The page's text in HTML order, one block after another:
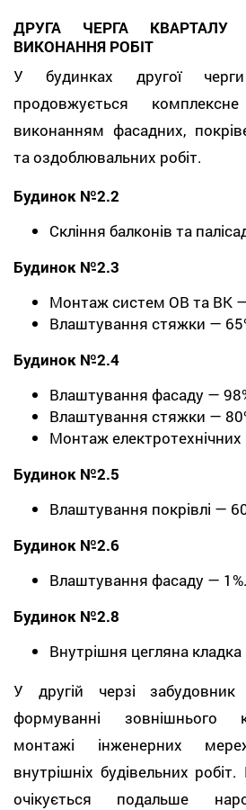
ДРУГА ЧЕРГА КВАРТАЛУ
ВИКОНАННЯ РОБІТ
У будинках другої
продовжується
виконанням фасадних,
та оздоблювальних робіт.
Будинок №2.2
Скління балконів та
Будинок №2.3
Монтаж систем ОВ та ВК
Влаштування стяжки —
Будинок №2.4
Влаштування фасаду —
Влаштування стяжки —
Монтаж електротехнічних
Будинок №2.5
Влаштування покрівлі —
Будинок №2.6
Влаштування фасаду — 1%.
Будинок №2.8
Внутрішня цегляна
У другій черзі
формуванні зовнішнього
монтажі інженерних
внутрішніх будівельних
очікується подальше